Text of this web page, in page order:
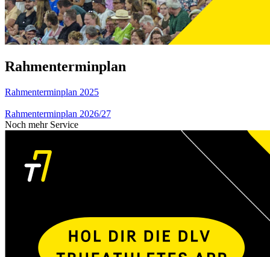
Rahmenterminplan
Rahmenterminplan 2025
Rahmenterminplan 2026/27
Noch mehr Service